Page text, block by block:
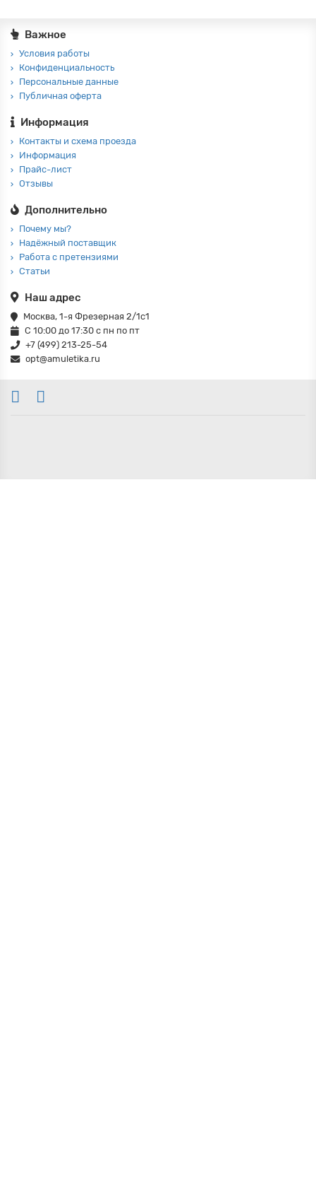
Важное
Условия работы
Конфиденциальность
Персональные данные
Публичная оферта
Информация
Контакты и схема проезда
Информация
Прайс-лист
Отзывы
Дополнительно
Почему мы?
Надёжный поставщик
Работа с претензиями
Статьи
Наш адрес
Москва, 1-я Фрезерная 2/1с1
С 10:00 до 17:30 с пн по пт
+7 (499) 213-25-54
opt@amuletika.ru